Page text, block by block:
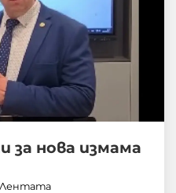
за нова измама
Лентата